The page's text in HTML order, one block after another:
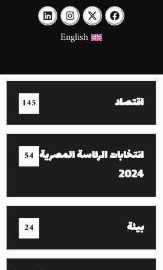
English
اقتصاد 145
انتخابات الرئاسة المصرية
2024
54
بيئة 24